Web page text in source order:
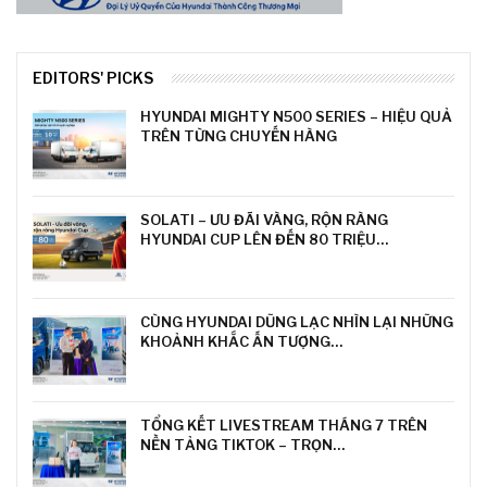
EDITORS' PICKS
HYUNDAI MIGHTY N500 SERIES – HIỆU QUẢ
TRÊN TỪNG CHUYẾN HÀNG
SOLATI – ƯU ĐÃI VÀNG, RỘN RÀNG
HYUNDAI CUP LÊN ĐẾN 80 TRIỆU…
CÙNG HYUNDAI DŨNG LẠC NHÌN LẠI NHỮNG
KHOẢNH KHẮC ẤN TƯỢNG…
TỔNG KẾT LIVESTREAM THÁNG 7 TRÊN
NỀN TẢNG TIKTOK – TRỌN…